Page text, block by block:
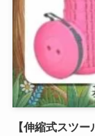
【伸縮式スツ